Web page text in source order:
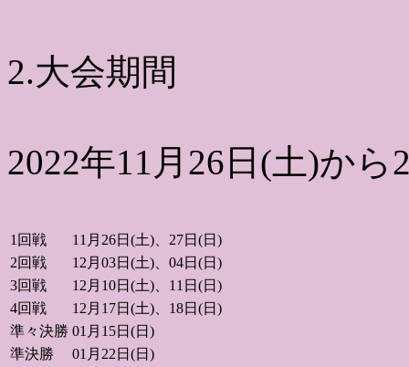
2.大会期間
2022年11月26日(土)から
1回戦
11月26日(土)、27日(日)
2回戦
12月03日(土)、04日(日)
3回戦
12月10日(土)、11日(日)
4回戦
12月17日(土)、18日(日)
準々決勝 01月15日(日)
準決勝
01月22日(日)